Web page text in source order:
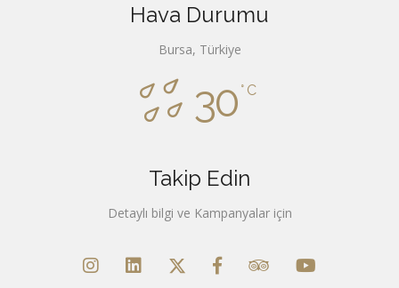
Hava Durumu
Bursa, Türkiye
30 °C
Takip Edin
Detaylı bilgi ve Kampanyalar için